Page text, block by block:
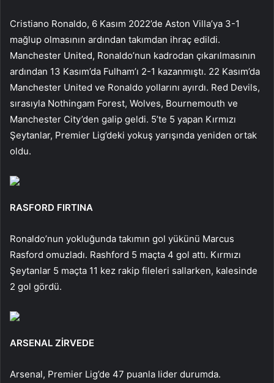
Cristiano Ronaldo, 6 Kasım 2022’de Aston Villa’ya 3-1
mağlup olmasının ardından takımdan ihraç edildi.
Manchester United, Ronaldo’nun kadrodan çıkarılmasının
ardından 13 Kasım’da Fulham’ı 2-1 kazanmıştı. 22 Kasım’da
Manchester United ve Ronaldo yollarını ayırdı. Red Devils,
sırasıyla Nothingam Forest, Wolves, Bournemouth ve
Manchester City’den galip geldi. 5’te 5 yapan Kırmızı
Şeytanlar, Premier Lig’deki yokuş yarışında yeniden ortak
oldu.
RASFORD FIRTINA
Ronaldo’nun yokluğunda takımın gol yükünü Marcus
Rasford omuzladı. Rashford 5 maçta 4 gol attı. Kırmızı
Şeytanlar 5 maçta 11 kez rakip fileleri sallarken, kalesinde
2 gol gördü.
ARSENAL ZİRVEDE
Arsenal, Premier Lig’de 47 puanla lider durumda.